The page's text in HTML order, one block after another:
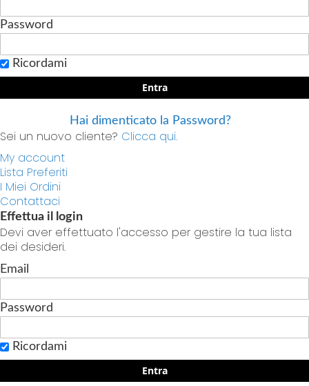
Password
Ricordami
Entra
Hai dimenticato la Password?
Sei un nuovo cliente? Clicca qui.
My account
Lista Preferiti
I Miei Ordini
Contattaci
Effettua il login
Devi aver effettuato l'accesso per gestire la tua lista
dei desideri.
Email
Password
Ricordami
Entra